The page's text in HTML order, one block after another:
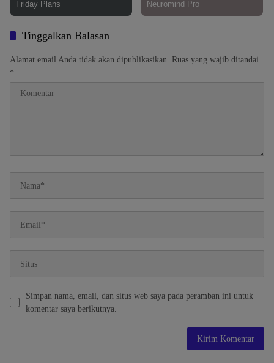
Tinggalkan Balasan
Alamat email Anda tidak akan dipublikasikan. Ruas yang wajib ditandai
*
Simpan nama, email, dan situs web saya pada peramban ini untuk
komentar saya berikutnya.